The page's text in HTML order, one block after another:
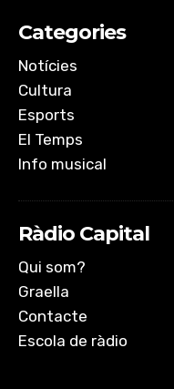
Categories
Notícies
Cultura
Esports
El Temps
Info musical
Ràdio Capital
Qui som?
Graella
Contacte
Escola de ràdio